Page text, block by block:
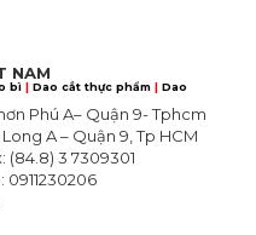
NAM
bì | Dao cắt thực phẩm | Dao
Phú A– Quận 9- Tphcm
A – Quận 9, Tp HCM
3 7309301